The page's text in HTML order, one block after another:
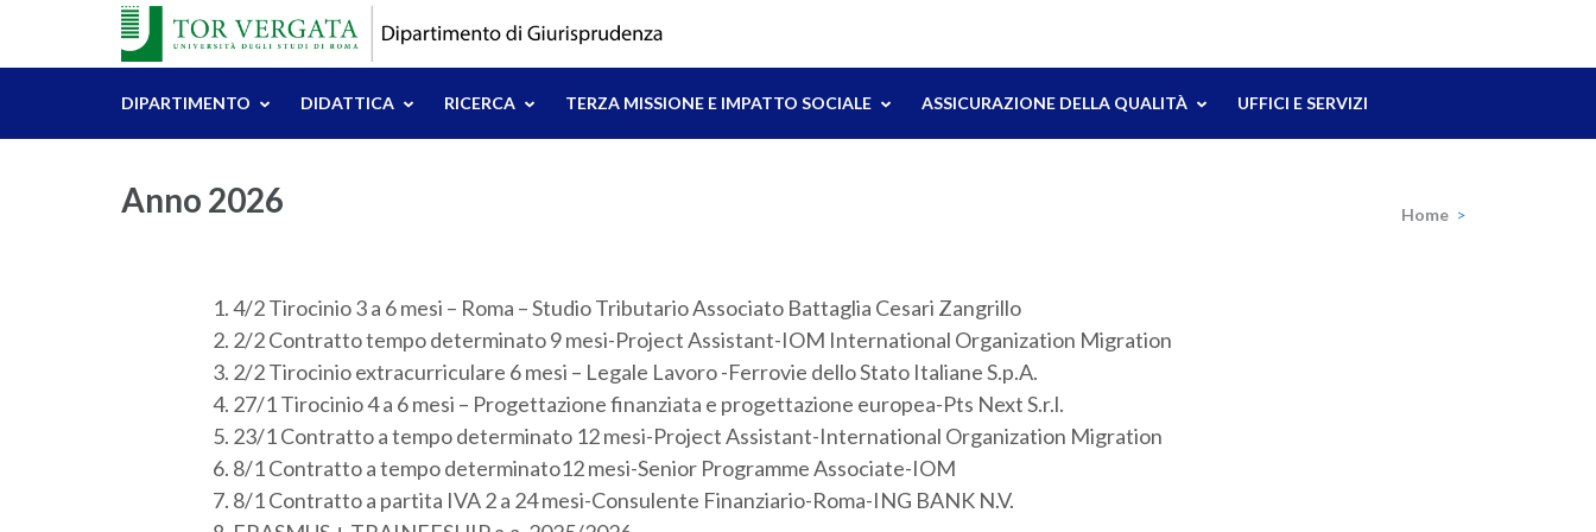
Enter)
DIPARTIMENTO DIDATTICA RICERCA TERZA MISSIONE E IMPATTO SOCIALE ASSICURAZIONE DELLA QUALITÀ UFFICI E SERVIZI
Anno 2026 Home >
4/2 Tirocinio 3 a 6 mesi – Roma – Studio Tributario Associato Battaglia Cesari Zangrillo
2/2 Contratto tempo determinato 9 mesi-Project Assistant-IOM International Organization Migration
2/2 Tirocinio extracurriculare 6 mesi – Legale Lavoro -Ferrovie dello Stato Italiane S.p.A.
27/1 Tirocinio 4 a 6 mesi – Progettazione finanziata e progettazione europea-Pts Next S.r.l.
23/1 Contratto a tempo determinato 12 mesi-Project Assistant-International Organization Migration
8/1 Contratto a tempo determinato12 mesi-Senior Programme Associate-IOM
8/1 Contratto a partita IVA 2 a 24 mesi-Consulente Finanziario-Roma-ING BANK N.V.